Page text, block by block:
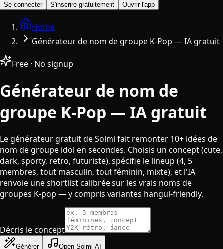
Se connecter
S'inscrire gratuitement Ouvrir l'app
Home
Générateur de nom de groupe K-Pop — IA gratuit
Free · No signup
Générateur de nom de
groupe K-Pop — IA gratuit
Le générateur gratuit de Solmi fait remonter 10+ idées de
nom de groupe idol en secondes. Choisis un concept (cute,
dark, sporty, retro, futuriste), spécifie le lineup (4, 5
membres, tout masculin, tout féminin, mixte), et l'IA
renvoie une shortlist calibrée sur les vrais noms de
groupes K-pop — y compris variantes hangul-friendly.
Décris le concept
Générer Open Solmi AI